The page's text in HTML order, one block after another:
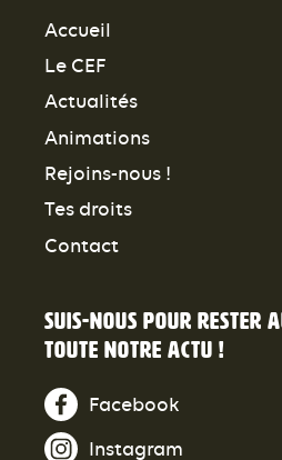
Accueil
Le CEF
Actualités
Animations
Rejoins-nous !
Tes droits
Contact
Suis-nous pour rester
toute notre actu !
Facebook
Instagram